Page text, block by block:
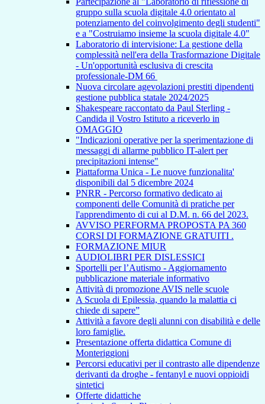
gruppo sulla scuola digitale 4.0 orientato al
potenziamento del coinvolgimento degli studenti"
e a "Costruiamo insieme la scuola digitale 4.0"
Laboratorio di intervisione: La gestione della
complessità nell'era della Trasformazione Digitale
- Un'opportunità esclusiva di crescita
professionale-DM 66
Nuova circolare agevolazioni prestiti dipendenti
gestione pubblica statale 2024/2025
Shakespeare raccontato da Paul Sterling -
Candida il Vostro Istituto a riceverlo in
OMAGGIO
"Indicazioni operative per la sperimentazione di
messaggi di allarme pubblico IT-alert per
precipitazioni intense"
Piattaforma Unica - Le nuove funzionalita'
disponibili dal 5 dicembre 2024
PNRR - Percorso formativo dedicato ai
componenti delle Comunità di pratiche per
l'apprendimento di cui al D.M. n. 66 del 2023.
AVVISO PERFORMA PROPOSTA PA 360
CORSI DI FORMAZIONE GRATUITI .
FORMAZIONE MIUR
AUDIOLIBRI PER DISLESSICI
Sportelli per l’Autismo - Aggiornamento
pubblicazione materiale informativo
Attività di promozione AVIS nelle scuole
A Scuola di Epilessia, quando la malattia ci
chiede di sapere”
Attività a favore degli alunni con disabilità e delle
loro famiglie.
Presentazione offerta didattica Comune di
Monteriggioni
Percorsi educativi per il contrasto alle dipendenze
derivanti da droghe - fentanyl e nuovi oppioidi
sintetici
Offerte didattiche